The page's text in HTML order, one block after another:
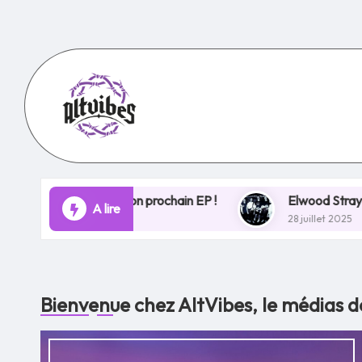
content
A lire
son prochain EP ! Elwood Stray ouvre un
28 juillet 2025
Bienvenue chez AltVibes, le médias